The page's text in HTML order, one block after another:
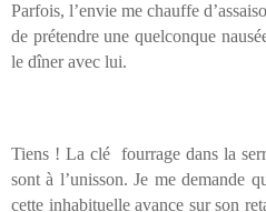
Parfois, l’envie me chauffe
de prétendre une quelconque
le dîner avec lui.
Tiens ! La clé fourrage dans la
sont à l’unisson. Je me demande
cette inhabituelle avance sur son